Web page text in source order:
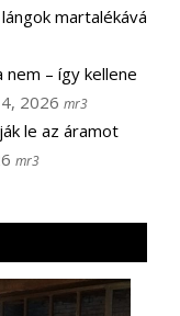
martalékává
– így kellene
2026 mr3
le az áramot
mr3